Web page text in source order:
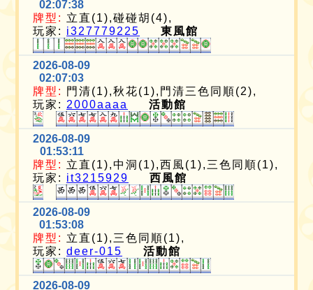
02:07:38
牌型: 立直(1),碰碰胡(4),
玩家: i327779225 東風館
2026-08-09
02:07:03
牌型:
門清(1),秋花(1),門清三色同順(2),
玩家: 2000aaaa 活動館
2026-08-09
01:53:11
牌型: 立直(1),中洞(1),西風(1),三色同順(1),
玩家: it3215929 西風館
2026-08-09
01:53:08
牌型: 立直(1),三色同順(1),
玩家:deer-015 活動館
2026-08-09